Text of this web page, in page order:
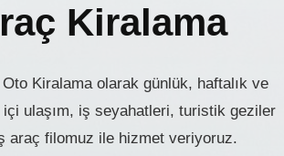
Kiralama
Kiralama olarak günlük, haftalık ve
ulaşım, iş seyahatleri, turistik geziler
araç filomuz ile hizmet veriyoruz.